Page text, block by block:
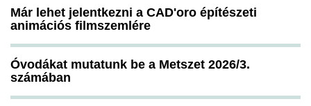
Már lehet jelentkezni a CAD'oro építészeti
animációs filmszemlére
Óvodákat mutatunk be a Metszet 2026/3.
számában